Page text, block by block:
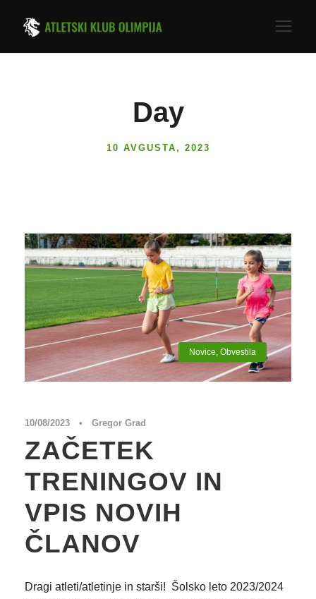
Day
10 AVGUSTA, 2023
Novice, Obvestila
10/08/2023 • Gregor Grad
ZAČETEK
TRENINGOV IN
VPIS NOVIH
ČLANOV
Dragi atleti/atletinje in starši! Šolsko leto 2023/2024